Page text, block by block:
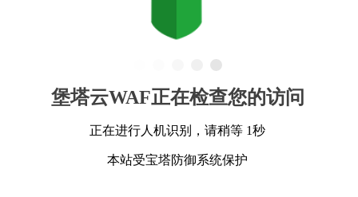
堡塔云WAF正在检查您的访问
正在进行人机识别，请稍等 1秒
本站受宝塔防御系统保护